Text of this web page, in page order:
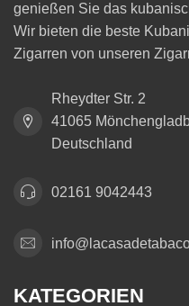
genießen Sie das
Wir bieten die beste
Zigarren von unseren
Rheydter Str. 2
41065
Deutschland
02161 9042443
KATEGORIEN